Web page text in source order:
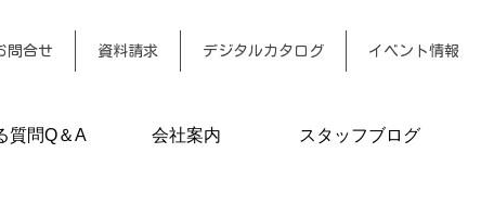
問合せ 資料請求 デジタルカタログ イベント情報
質問Q＆A 会社案内 スタッフブログ